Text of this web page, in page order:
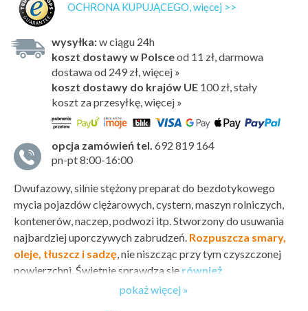
OCHRONA KUPUJĄCEGO, więcej >>
wysyłka:w ciągu 24h
koszt dostawy w Polsceod 11 zł, darmowa
dostawa od 249 zł, więcej »
koszt dostawy do krajów UE 100 zł,stały
koszt za przesyłkę, więcej »
opcja zamówień tel. 692 819 164
pn-pt 8:00-16:00
Dwufazowy, silnie stężony preparat do bezdotykowego
mycia pojazdów ciężarowych, cystern, maszyn rolniczych,
kontenerów, naczep, podwozi itp. Stworzony do usuwania
najbardziej uporczywych zabrudzeń. Rozpuszcza smary,
oleje, tłuszcz i sadzę , nie niszcząc przy tym czyszczonej
powierzchni. Świetnie sprawdza się również
do czyszczenia podzespołów i części mechanicznych
pokaż więcej »